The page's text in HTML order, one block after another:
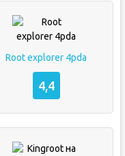
Root explorer 4pda
4,4